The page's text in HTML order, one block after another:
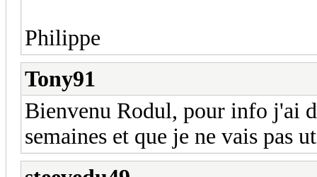
Philippe
Tony91
Bienvenu Rodul, pour info j'ai
semaines et que je ne vais pas